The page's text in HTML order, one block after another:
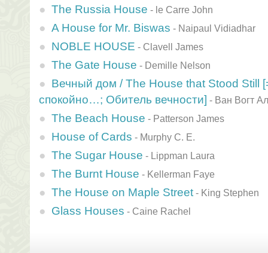
The Russia House - le Carre John
A House for Mr. Biswas - Naipaul Vidiadhar
NOBLE HOUSE - Clavell James
The Gate House - Demille Nelson
Вечный дом / The House that Stood Still
спокойно…; Обитель вечности] - Ван Вогт
The Beach House - Patterson James
House of Cards - Murphy C. E.
The Sugar House - Lippman Laura
The Burnt House - Kellerman Faye
The House on Maple Street - King Stephen
Glass Houses - Caine Rachel